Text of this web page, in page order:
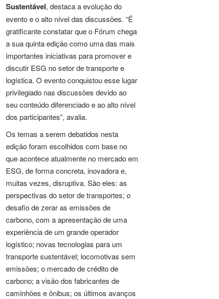
Sustentável, destaca a evolução do
evento e o alto nível das discussões. “É
gratificante constatar que o Fórum chega
a sua quinta edição como uma das mais
importantes iniciativas para promover e
discutir ESG no setor de transporte e
logística. O evento conquistou esse lugar
privilegiado nas discussões devido ao
seu conteúdo diferenciado e ao alto nível
dos participantes”, avalia.
Os temas a serem debatidos nesta
edição foram escolhidos com base no
que acontece atualmente no mercado em
ESG, de forma concreta, inovadora e,
muitas vezes, disruptiva. São eles: as
perspectivas do setor de transportes; o
desafio de zerar as emissões de
carbono, com a apresentação de uma
experiência de um grande operador
logístico; novas tecnologias para um
transporte sustentável; locomotivas sem
emissões; o mercado de crédito de
carbono; a visão dos fabricantes de
caminhões e ônibus; os últimos avanços